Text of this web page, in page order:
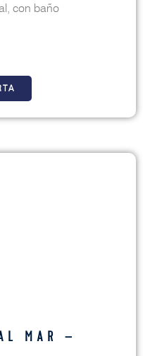
con baño
MAR –